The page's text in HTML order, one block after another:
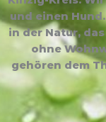
und einen
in der Natur,
ohne
gehören dem